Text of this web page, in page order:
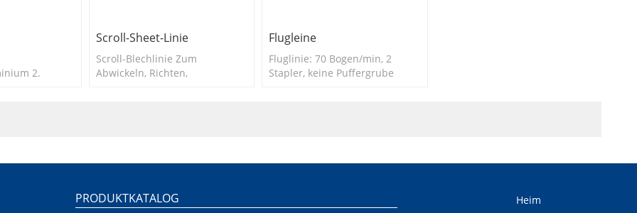
2.
Scroll-Sheet-Linie
Scroll-Blechlinie Zum
Abwickeln, Richten,
Flugleine
Fluglinie: 70 Bogen/min, 2
Stapler, keine Puffergrube
PRODUKTKATALOG
Heim